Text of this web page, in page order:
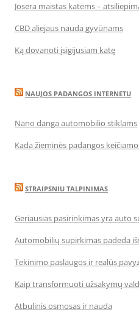
Josera maistas katėms –
CBD aliejaus nauda gyvūnams
Ką dovanoti įsigijusiam katę
NAUJOS PADANGOS INTERNETU
Nano danga automobilio stiklams
Kada žieminės padangos
STRAIPSNIU TALPINIMAS
Geriausias pasirinkimas yra auto
Automobilių supirkimas padeda
Tekinimo paslaugos ir realūs
Kaip transformuoti užsakymų
Atbulinis osmosas ir nauda